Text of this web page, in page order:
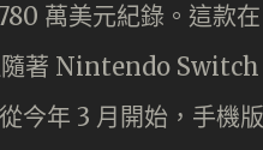
萬美元紀錄。這款
著 Nintendo Switch
今年 3 月開始，手機